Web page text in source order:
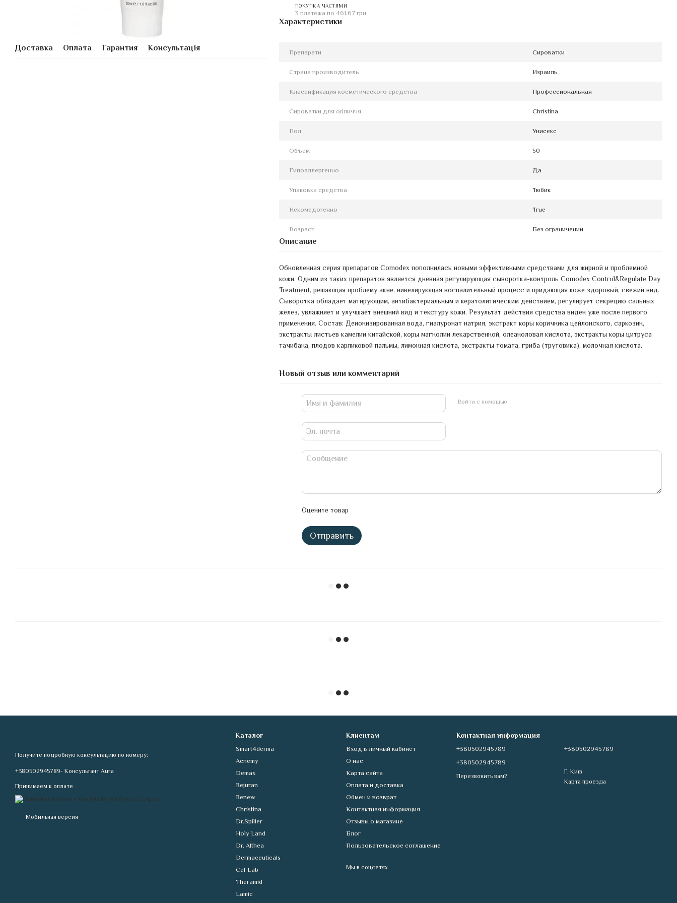
Доставка Оплата Гарантия Консультація
ПОКУПКА ЧАСТЯМИ
3 платежа по 461.67 грн
Характеристики
Препарати Сироватки
Страна производитель Израиль
Классификация косметического средства Профессиональная
Сироватки для обличчя Christina
Пол Унисекс
Объем 50
Гипоаллергенно Да
Упаковка средства Тюбик
Некомедогенно True
Возраст Без ограничений
Описание
Обновленная серия препаратов Comodex пополнилась новыми эффективными средствами для жирной и проблемной
кожи. Одним из таких препаратов является дневная регулирующая сыворотка-контроль Comodex Control&Regulate Day
Treatment, решающая проблему акне, нивелирующая воспалительный процесс и придающая коже здоровый, свежий вид.
Сыворотка обладает матирующим, антибактериальным и кератолитическим действием, регулирует секрецию сальных
желез, увлажняет и улучшает внешний вид и текстуру кожи. Результат действия средства виден уже после первого
применения. Состав: Деионизированная вода, гиалуронат натрия, экстракт коры коричника цейлонского, саркозин,
экстракты листьев камелии китайской, коры магнолии лекарственной, олеаноловая кислота, экстракты коры цитруса
тачибана, плодов карликовой пальмы, лимонная кислота, экстракты томата, гриба (трутовика), молочная кислота.
Новый отзыв или комментарий
Войти с помощью
Оцените товар
Отправить
Получите подробную консультацию по номеру:
+380502945789- Консультант Aura
Принимаем к оплате
Мобильная версия
Каталог
Smart4derma
Acnemy
Demax
Rejuran
Renew
Christina
Dr.Spiller
Holy Land
Dr. Althea
Dermaceuticals
Cef Lab
Theramid
Lamic
Клиентам
Вход в личный кабинет
О нас
Карта сайта
Оплата и доставка
Обмен и возврат
Контактная информация
Отзывы о магазине
Блог
Пользовательское соглашение
Мы в соцсетях
Контактная информация
+380502945789
+380502945789
Перезвонить вам?
+380502945789
Г. Київ
Карта проезда